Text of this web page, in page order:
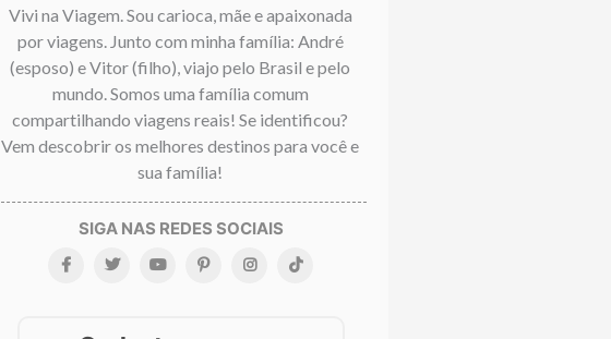
Vivi na Viagem. Sou carioca, mãe e apaixonada
por viagens. Junto com minha família: André
(esposo) e Vitor (filho), viajo pelo Brasil e pelo
mundo. Somos uma família comum
compartilhando viagens reais! Se identificou?
Vem descobrir os melhores destinos para você e
sua família!